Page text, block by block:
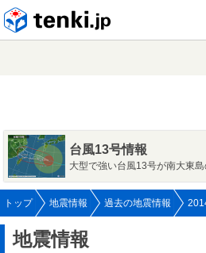
台風13号情報
大型で強い台風13号が南大東
トップ 地震情報 過去の地震情報
地震情報